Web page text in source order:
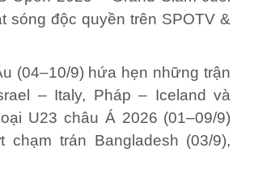
sóng độc quyền trên SPOTV &
(04–10/9) hứa hẹn những trận
– Italy, Pháp – Iceland và
U23 châu Á 2026 (01–09/9)
trán Bangladesh (03/9),